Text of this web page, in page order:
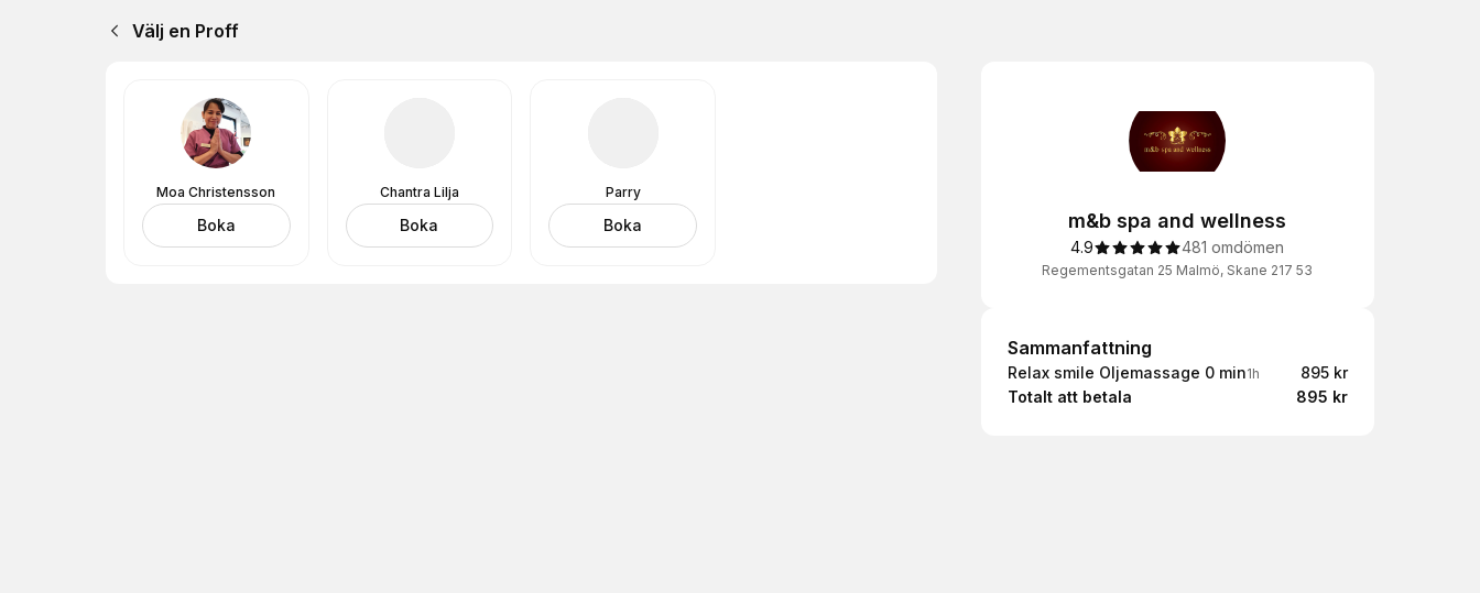
Välj en Proff
Moa Christensson
Boka
Chantra Lilja
Boka
Parry
Boka m&b spa and wellness
4.9 481 omdömen
Regementsgatan 25 Malmö, Skane 217 53
Sammanfattning
Sammanfattning
Relax smile Oljemassage 0 min1h
895 kr
Totalt att betala
895 kr